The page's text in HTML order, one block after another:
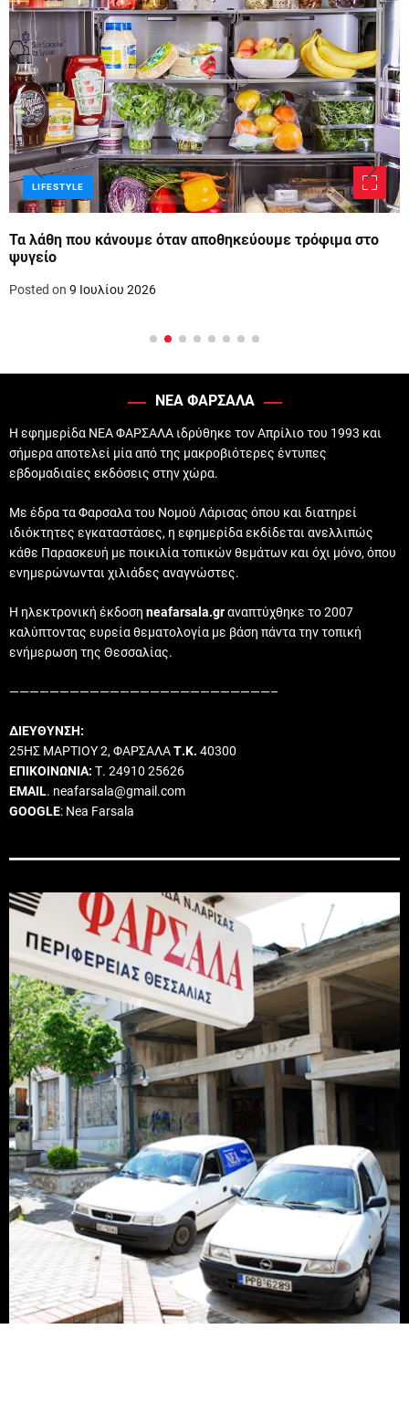
LIFESTYLE
Τα λάθη που κάνουμε όταν αποθηκεύουμε τρόφιμα στο
ψυγείο
Posted on 9 Ιουλίου 2026
ΝΕΑ ΦΑΡΣΑΛΑ
Η εφημερίδα ΝΕΑ ΦΑΡΣΑΛΑ ιδρύθηκε τον Απρίλιο του 1993 και
σήμερα αποτελεί μία από της μακροβιότερες έντυπες
εβδομαδιαίες εκδόσεις στην χώρα.
Με έδρα τα Φαρσαλα του Νομού Λάρισας όπου και διατηρεί
ιδιόκτητες εγκαταστάσες, η εφημερίδα εκδίδεται ανελλιπώς
κάθε Παρασκευή με ποικιλία τοπικών θεμάτων και όχι μόνο, όπου
ενημερώνωνται χιλιάδες αναγνώστες.
Η ηλεκτρονική έκδοση neafarsala.grαναπτύχθηκε το 2007
καλύπτοντας ευρεία θεματολογία με βάση πάντα την τοπική
ενήμερωση της Θεσσαλίας.
——————————————————————————–
ΔΙΕΥΘΥΝΣΗ:
25ΗΣ ΜΑΡΤΙΟΥ 2, ΦΑΡΣΑΛΑΤ.Κ. 40300
ΕΠΙΚΟΙΝΩΝΙΑ: Τ. 24910 25626
EMAIL. neafarsala@gmail.com
GOOGLE: Nea Farsala